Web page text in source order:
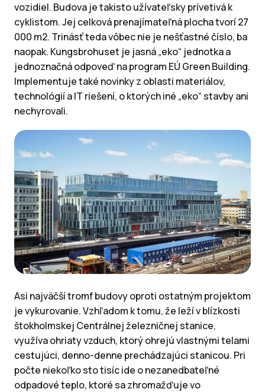
vozidiel. Budova je takisto užívateľsky prívetivá k
cyklistom. Jej celková prenajímateľná plocha tvorí 27
000 m2. Trinásť teda vôbec nie je nešťastné číslo, ba
naopak. Kungsbrohuset je jasná „eko“ jednotka a
jednoznačná odpoveď na program EÚ Green Building.
Implementuje také novinky z oblasti materiálov,
technológií a IT riešení, o ktorých iné „eko“ stavby ani
nechyrovali.
Asi najväčší tromf budovy oproti ostatným projektom
je vykurovanie. Vzhľadom k tomu, že leží v blízkosti
štokholmskej Centrálnej železničnej stanice,
využíva ohriaty vzduch, ktorý ohrejú vlastnými telami
cestujúci, denno-denne prechádzajúci stanicou. Pri
počte niekoľko sto tisíc ide o nezanedbateľné
odpadové teplo, ktoré sa zhromažďuje vo